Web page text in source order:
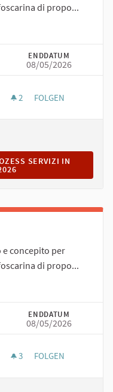
di propo...
ENDDATUM
08/05/2026
2 2 FOLLOWER
FOLGEN
SERVIZI IN ATENEO
SERVIZI IN
e concepito per
di propo...
ENDDATUM
08/05/2026
3 3 FOLLOWER
FOLGEN